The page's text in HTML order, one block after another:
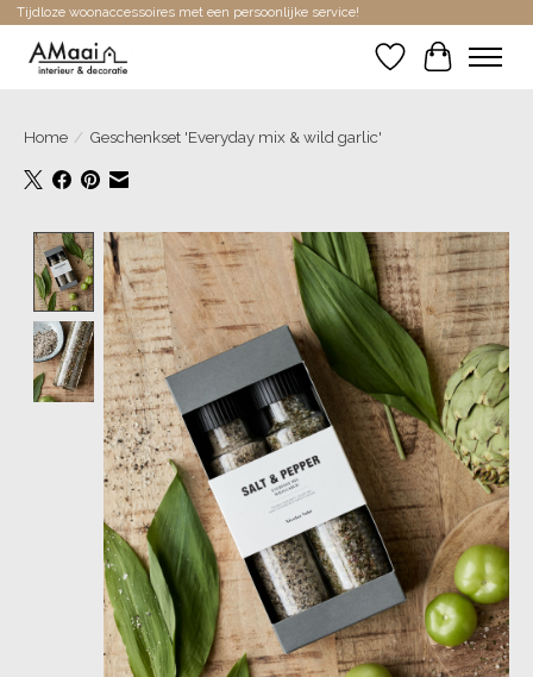
Tijdloze woonaccessoires met een persoonlijke service!
Verlanglijst
Home / Geschenkset 'Everyday mix & wild garlic'
Product image slideshow Items